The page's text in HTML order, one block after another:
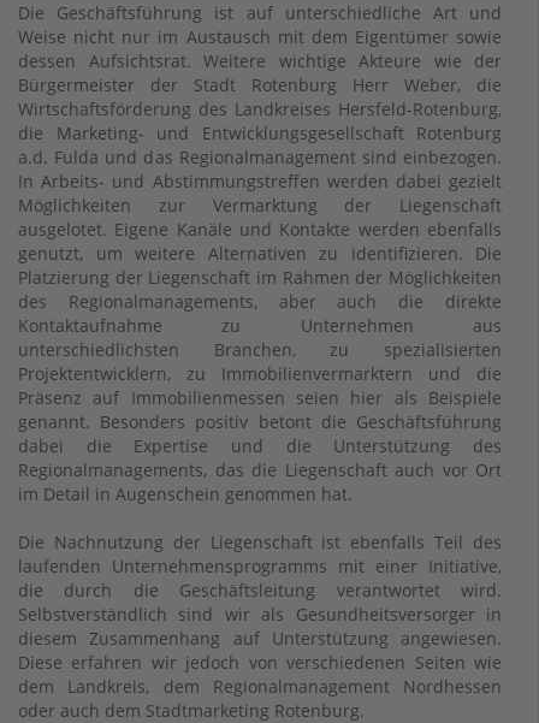
Die Geschäftsführung ist auf unterschiedliche Art und
Weise nicht nur im Austausch mit dem Eigentümer sowie
dessen Aufsichtsrat. Weitere wichtige Akteure wie der
Bürgermeister der Stadt Rotenburg Herr Weber, die
Wirtschaftsförderung des Landkreises Hersfeld-Rotenburg,
die Marketing- und Entwicklungsgesellschaft Rotenburg
a.d. Fulda und das Regionalmanagement sind einbezogen.
In Arbeits- und Abstimmungstreffen werden dabei gezielt
Möglichkeiten zur Vermarktung der Liegenschaft
ausgelotet. Eigene Kanäle und Kontakte werden ebenfalls
genutzt, um weitere Alternativen zu identifizieren. Die
Platzierung der Liegenschaft im Rahmen der Möglichkeiten
des Regionalmanagements, aber auch die direkte
Kontaktaufnahme zu Unternehmen aus
unterschiedlichsten Branchen, zu spezialisierten
Projektentwicklern, zu Immobilienvermarktern und die
Präsenz auf Immobilienmessen seien hier als Beispiele
genannt. Besonders positiv betont die Geschäftsführung
dabei die Expertise und die Unterstützung des
Regionalmanagements, das die Liegenschaft auch vor Ort
im Detail in Augenschein genommen hat.
Die Nachnutzung der Liegenschaft ist ebenfalls Teil des
laufenden Unternehmensprogramms mit einer Initiative,
die durch die Geschäftsleitung verantwortet wird.
Selbstverständlich sind wir als Gesundheitsversorger in
diesem Zusammenhang auf Unterstützung angewiesen.
Diese erfahren wir jedoch von verschiedenen Seiten wie
dem Landkreis, dem Regionalmanagement Nordhessen
oder auch dem Stadtmarketing Rotenburg.